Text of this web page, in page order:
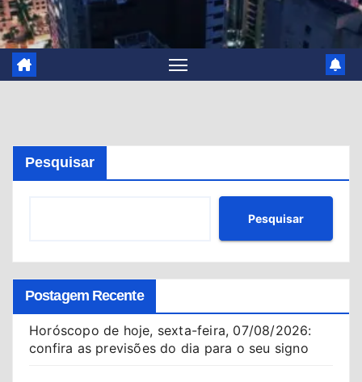
Pesquisar
Pesquisar
Postagem Recente
Horóscopo de hoje, sexta-feira, 07/08/2026:
confira as previsões do dia para o seu signo